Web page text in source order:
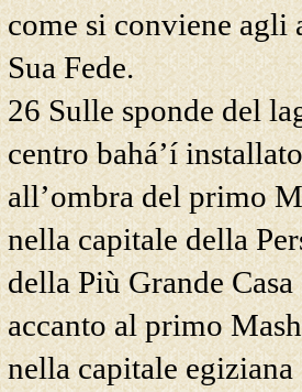
come si conviene
Sua Fede.
26 Sulle sponde del
centro bahá’í
all’ombradel primo
nella capitale della
della Più Grande
accanto al primo
nella capitale